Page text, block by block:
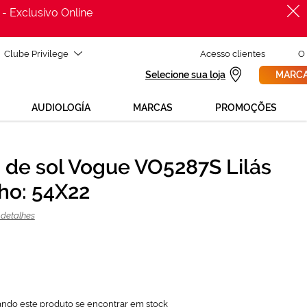
Exclusivo Online
Clube Privilege Acesso clientes O
Selecione sua loja
AUDIOLOGÍA MARCAS PROMOÇÕES
PROCURAR
€
124,00 €
sol Vogue VO5287S Lilás
54X22
detalhes
este produto se encontrar em stock